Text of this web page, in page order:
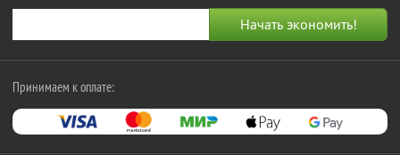
Принимаем к оплате: